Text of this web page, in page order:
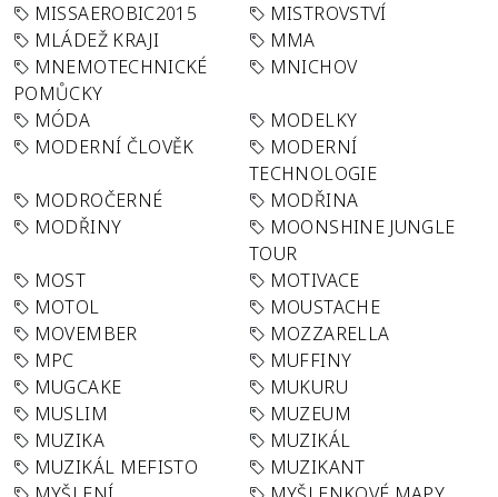
MISSAEROBIC2015
MISTROVSTVÍ
MLÁDEŽ KRAJI
MMA
MNEMOTECHNICKÉ
POMŮCKY
MNICHOV
MÓDA
MODELKY
MODERNÍ ČLOVĚK
MODERNÍ
TECHNOLOGIE
MODROČERNÉ
MODŘINA
MODŘINY
MOONSHINE JUNGLE
TOUR
MOST
MOTIVACE
MOTOL
MOUSTACHE
MOVEMBER
MOZZARELLA
MPC
MUFFINY
MUGCAKE
MUKURU
MUSLIM
MUZEUM
MUZIKA
MUZIKÁL
MUZIKÁL MEFISTO
MUZIKANT